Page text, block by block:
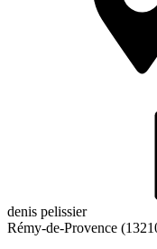
denis pelissier
Rémy-de-Provence